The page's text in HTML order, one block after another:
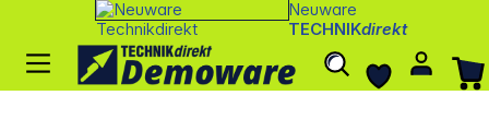
Neuware
TECHNIKdirekt